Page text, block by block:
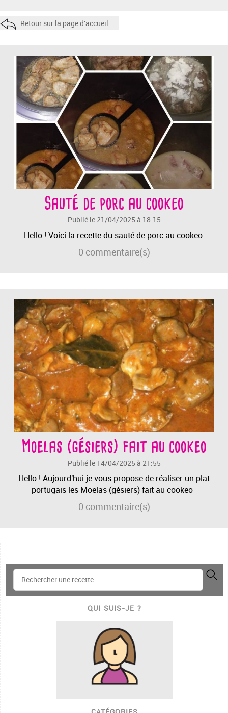
Retour sur la page d'accueil
Sauté de porc au cookeo
Publié le 21/04/2025 à 18:15
Hello ! Voici la recette du sauté de porc au cookeo
0 commentaire(s)
Moelas (gésiers) fait au cookeo
Publié le 14/04/2025 à 21:55
Hello ! Aujourd'hui je vous propose de réaliser un plat
portugais les Moelas (gésiers) fait au cookeo
0 commentaire(s)
QUI SUIS-JE ?